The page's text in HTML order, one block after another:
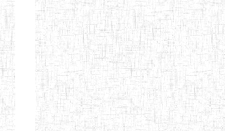
Etablissements
d'enseignement
secondaire
technique
et
professionnel
ESTP